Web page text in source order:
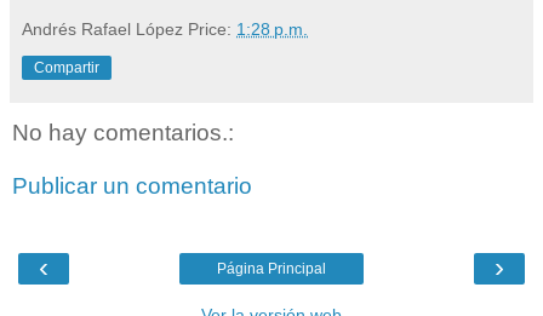
Andrés Rafael López Price: 1:28 p.m.
Compartir
No hay comentarios.:
Publicar un comentario
‹ ›
Página Principal